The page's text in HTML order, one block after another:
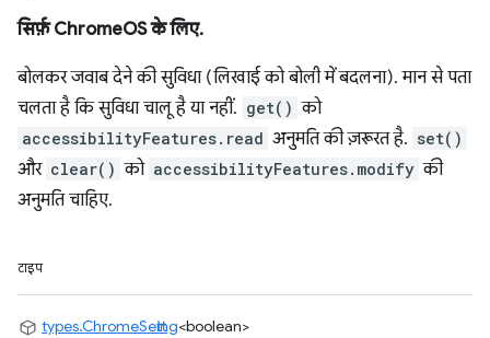
सिर्फ़ ChromeOS के लिए.
बोलकर जवाब देने की सुविधा (लिखाई को बोली में बदलना). मान से पता
चलता है कि सुविधा चालू है या नहीं. get() को
accessibilityFeatures.read अनुमति की ज़रूरत है. set()
और clear() को accessibilityFeatures.modify की
अनुमति चाहिए.
टाइप
types.ChromeSetting<boolean>